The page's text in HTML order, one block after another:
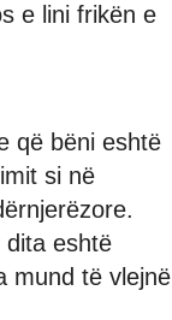
e lini frikën e
që bëni eshtë
si në
dita eshtë
mund të vlejnë